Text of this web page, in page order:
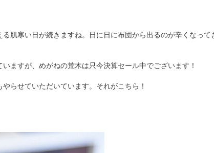
肌寒い日が続きますね。日に日に布団から出るのが辛くなって
ますが、めがねの荒木は只今決算セール中でございます！
らせていただいています。それがこちら！